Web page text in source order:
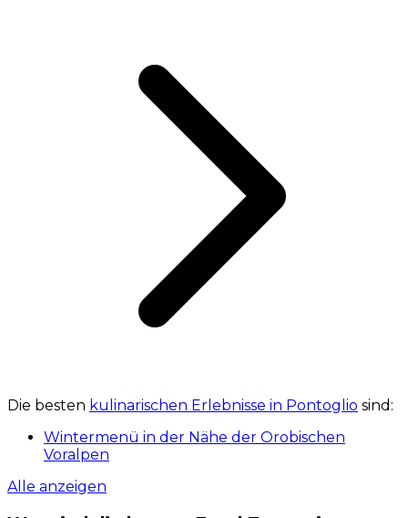
Die besten kulinarischen Erlebnisse in Pontoglio sind:
Wintermenü in der Nähe der Orobischen
Voralpen
Alle anzeigen